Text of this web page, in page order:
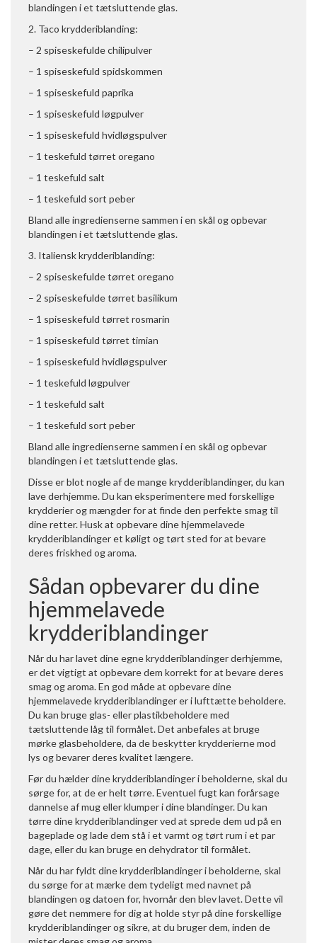
blandingen i et tætsluttende glas.
2. Taco krydderiblanding:
– 2 spiseskefulde chilipulver
– 1 spiseskefuld spidskommen
– 1 spiseskefuld paprika
– 1 spiseskefuld løgpulver
– 1 spiseskefuld hvidløgspulver
– 1 teskefuld tørret oregano
– 1 teskefuld salt
– 1 teskefuld sort peber
Bland alle ingredienserne sammen i en skål og opbevar
blandingen i et tætsluttende glas.
3. Italiensk krydderiblanding:
– 2 spiseskefulde tørret oregano
– 2 spiseskefulde tørret basilikum
– 1 spiseskefuld tørret rosmarin
– 1 spiseskefuld tørret timian
– 1 spiseskefuld hvidløgspulver
– 1 teskefuld løgpulver
– 1 teskefuld salt
– 1 teskefuld sort peber
Bland alle ingredienserne sammen i en skål og opbevar
blandingen i et tætsluttende glas.
Disse er blot nogle af de mange krydderiblandinger, du kan
lave derhjemme. Du kan eksperimentere med forskellige
krydderier og mængder for at finde den perfekte smag til
dine retter. Husk at opbevare dine hjemmelavede
krydderiblandinger et køligt og tørt sted for at bevare
deres friskhed og aroma.
Sådan opbevarer du dine
hjemmelavede
krydderiblandinger
Når du har lavet dine egne krydderiblandinger derhjemme,
er det vigtigt at opbevare dem korrekt for at bevare deres
smag og aroma. En god måde at opbevare dine
hjemmelavede krydderiblandinger er i lufttætte beholdere.
Du kan bruge glas- eller plastikbeholdere med
tætsluttende låg til formålet. Det anbefales at bruge
mørke glasbeholdere, da de beskytter krydderierne mod
lys og bevarer deres kvalitet længere.
Før du hælder dine krydderiblandinger i beholderne, skal du
sørge for, at de er helt tørre. Eventuel fugt kan forårsage
dannelse af mug eller klumper i dine blandinger. Du kan
tørre dine krydderiblandinger ved at sprede dem ud på en
bageplade og lade dem stå i et varmt og tørt rum i et par
dage, eller du kan bruge en dehydrator til formålet.
Når du har fyldt dine krydderiblandinger i beholderne, skal
du sørge for at mærke dem tydeligt med navnet på
blandingen og datoen for, hvornår den blev lavet. Dette vil
gøre det nemmere for dig at holde styr på dine forskellige
krydderiblandinger og sikre, at du bruger dem, inden de